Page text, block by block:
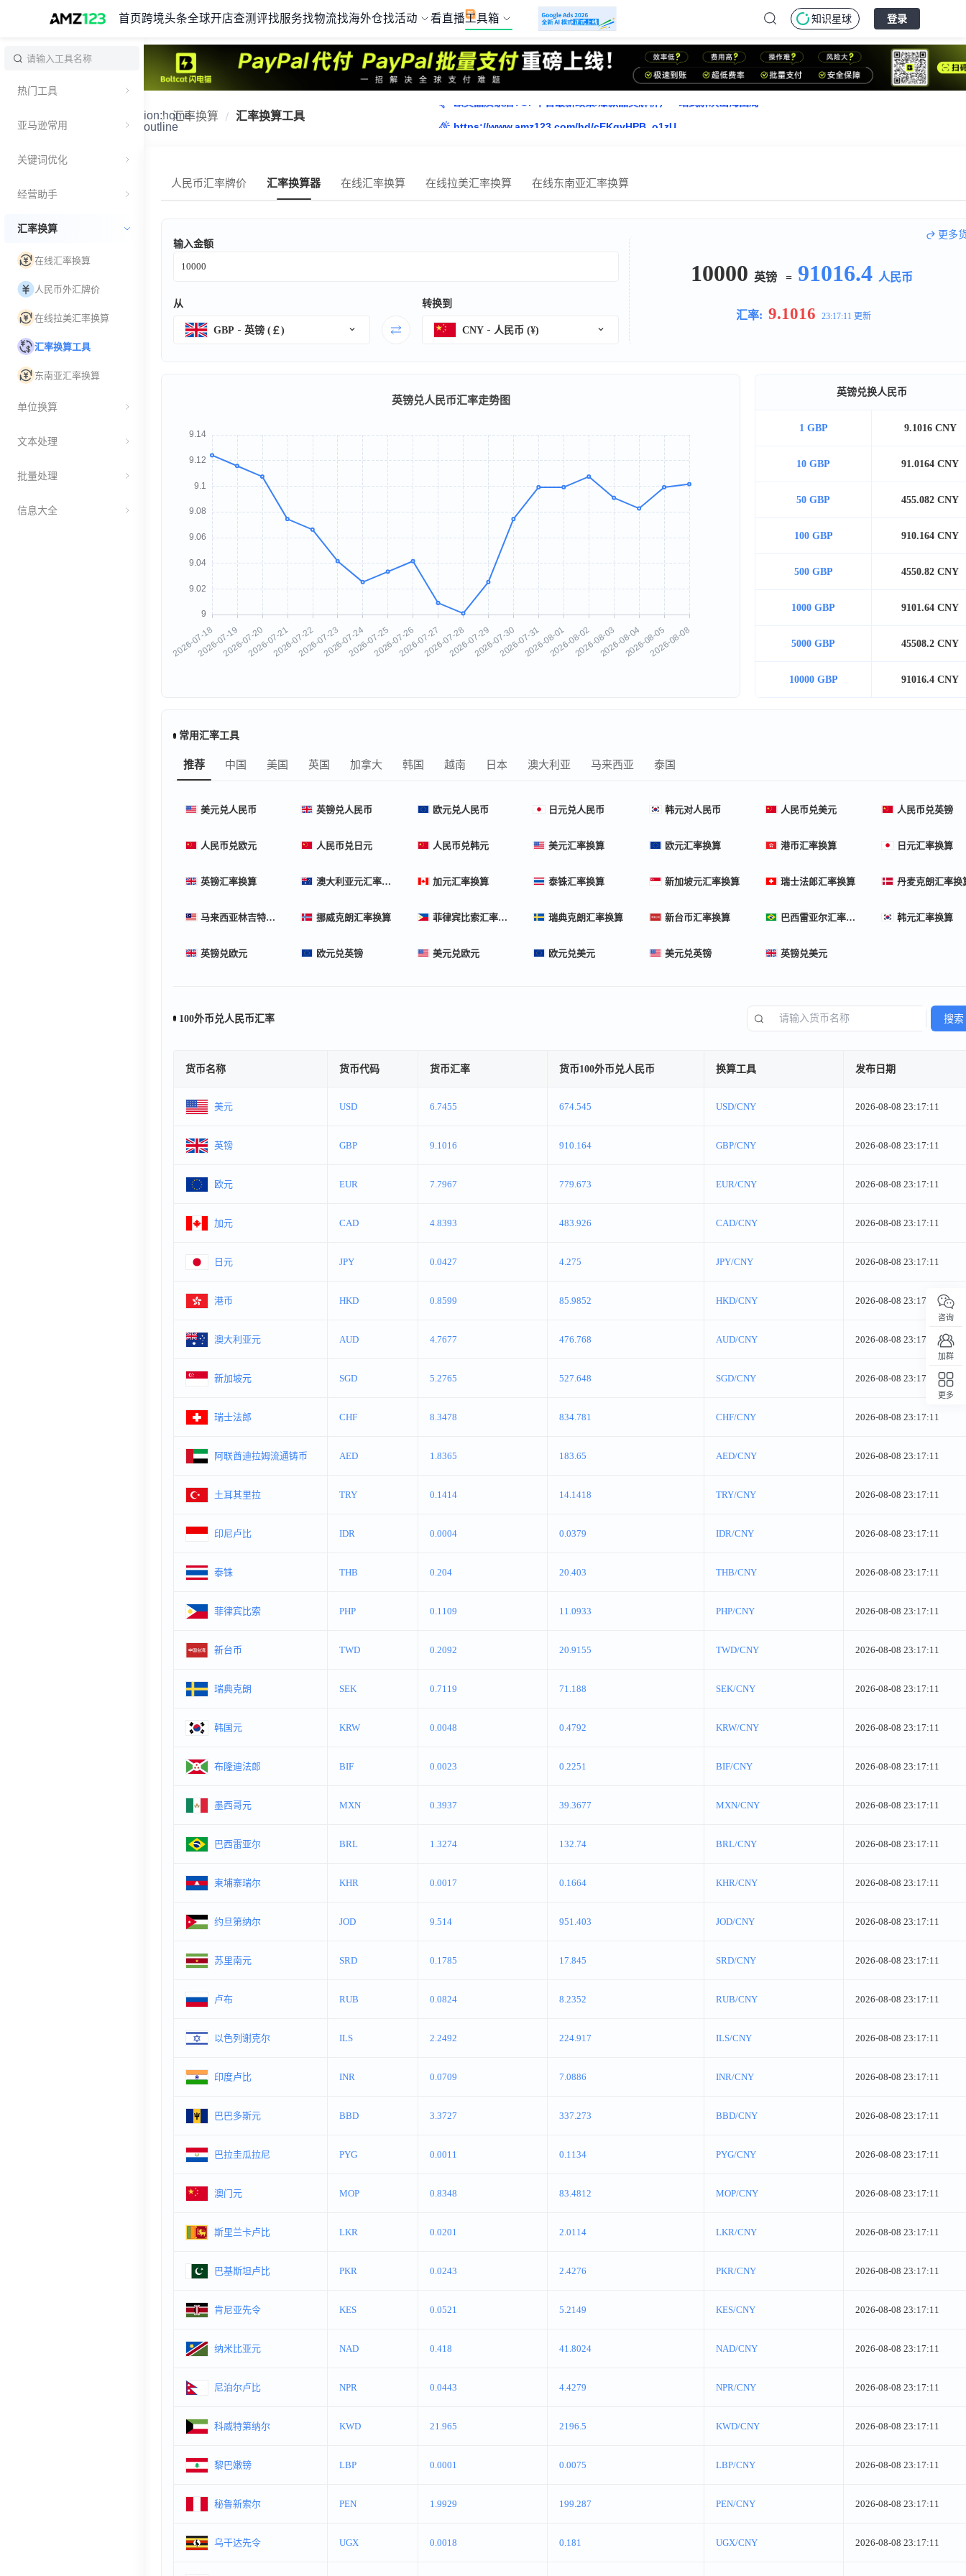
首页 跨境头条全球开店查测评找服务找物流找海外仓找活动 看直播工具箱 知识星球 登录
热门工具
亚马逊常用
关键词优化
经营助手
汇率换算
在线汇率换算
人民币外汇牌价
在线拉美汇率换算
汇率换算工具
东南亚汇率换算
单位换算
文本处理
批量处理
信息大全
ion:home-
outline
汇率换算 汇率换算工具
https://www.amz123.com/hd/cEKqvHPB_o1zU
欧美品质家居TOP平台最新政策/爆款品类解析，一站式解决出海困局
人民币汇率牌价 汇率换算器 在线汇率换算 在线拉美汇率换算 在线东南亚汇率换算
更多
输入金额
从
GBP 英镑 (￡)
转换到
CNY 人民币 (¥)
10000 英镑 = 91016.4 人民币
汇率: 9.1016 23:17:11 更新
英镑兑换人民币
1 GBP 9.1016 CNY
10 GBP 91.0164 CNY
50 GBP 455.082 CNY
100 GBP 910.164 CNY
500 GBP 4550.82 CNY
1000 GBP 9101.64 CNY
5000 GBP 45508.2 CNY
10000 GBP 91016.4 CNY
常用汇率工具
推荐 中国 美国 英国 加拿大 韩国 越南 日本 澳大利亚 马来西亚 泰国
美元兑人民币 英镑兑人民币 欧元兑人民币 日元兑人民币 韩元对人民币 人民币兑美元 人民币兑英镑
人民币兑欧元 人民币兑日元 人民币兑韩元 美元汇率换算 欧元汇率换算 港币汇率换算 日元汇率换算
英镑汇率换算 澳大利亚元汇率换算 加元汇率换算 泰铢汇率换算 新加坡元汇率换算 瑞士法郎汇率换算 丹麦克朗汇率换
马来西亚林吉特汇率换算 挪威克朗汇率换算 菲律宾比索汇率换算 瑞典克朗汇率换算 新台币汇率换算 巴西雷亚尔汇率换算 韩元汇率换算
英镑兑欧元 欧元兑英镑 美元兑欧元 欧元兑美元 美元兑英镑 英镑兑美元
100外币兑人民币汇率 搜索
货币名称 货币代码 货币汇率 货币100外币兑人民币 换算工具 发布日期
美元 USD 6.7455 674.545 USD/CNY 2026-08-08 23:17:11
英镑 GBP 9.1016 910.164 GBP/CNY 2026-08-08 23:17:11
欧元 EUR 7.7967 779.673 EUR/CNY 2026-08-08 23:17:11
加元 CAD 4.8393 483.926 CAD/CNY 2026-08-08 23:17:11
日元 JPY 0.0427 4.275 JPY/CNY 2026-08-08 23:17:11
港币 HKD 0.8599 85.9852 HKD/CNY 2026-08-08 23:17:11
澳大利亚元 AUD 4.7677 476.768 AUD/CNY 2026-08-08 23:17:11
新加坡元 SGD 5.2765 527.648 SGD/CNY 2026-08-08 23:17:11
瑞士法郎 CHF 8.3478 834.781 CHF/CNY 2026-08-08 23:17:11
阿联酋迪拉姆流通铸币 AED 1.8365 183.65 AED/CNY 2026-08-08 23:17:11
土耳其里拉 TRY 0.1414 14.1418 TRY/CNY 2026-08-08 23:17:11
印尼卢比 IDR 0.0004 0.0379 IDR/CNY 2026-08-08 23:17:11
泰铢 THB 0.204 20.403 THB/CNY 2026-08-08 23:17:11
菲律宾比索 PHP 0.1109 11.0933 PHP/CNY 2026-08-08 23:17:11
新台币 TWD 0.2092 20.9155 TWD/CNY 2026-08-08 23:17:11
瑞典克朗 SEK 0.7119 71.188 SEK/CNY 2026-08-08 23:17:11
韩国元 KRW 0.0048 0.4792 KRW/CNY 2026-08-08 23:17:11
布隆迪法郎 BIF 0.0023 0.2251 BIF/CNY 2026-08-08 23:17:11
墨西哥元 MXN 0.3937 39.3677 MXN/CNY 2026-08-08 23:17:11
巴西雷亚尔 BRL 1.3274 132.74 BRL/CNY 2026-08-08 23:17:11
柬埔寨瑞尔 KHR 0.0017 0.1664 KHR/CNY 2026-08-08 23:17:11
约旦第纳尔 JOD 9.514 951.403 JOD/CNY 2026-08-08 23:17:11
苏里南元 SRD 0.1785 17.845 SRD/CNY 2026-08-08 23:17:11
卢布 RUB 0.0824 8.2352 RUB/CNY 2026-08-08 23:17:11
以色列谢克尔 ILS 2.2492 224.917 ILS/CNY 2026-08-08 23:17:11
印度卢比 INR 0.0709 7.0886 INR/CNY 2026-08-08 23:17:11
巴巴多斯元 BBD 3.3727 337.273 BBD/CNY 2026-08-08 23:17:11
巴拉圭瓜拉尼 PYG 0.0011 0.1134 PYG/CNY 2026-08-08 23:17:11
澳门元 MOP 0.8348 83.4812 MOP/CNY 2026-08-08 23:17:11
斯里兰卡卢比 LKR 0.0201 2.0114 LKR/CNY 2026-08-08 23:17:11
巴基斯坦卢比 PKR 0.0243 2.4276 PKR/CNY 2026-08-08 23:17:11
肯尼亚先令 KES 0.0521 5.2149 KES/CNY 2026-08-08 23:17:11
纳米比亚元 NAD 0.418 41.8024 NAD/CNY 2026-08-08 23:17:11
尼泊尔卢比 NPR 0.0443 4.4279 NPR/CNY 2026-08-08 23:17:11
科威特第纳尔 KWD 21.965 2196.5 KWD/CNY 2026-08-08 23:17:11
黎巴嫩镑 LBP 0.0001 0.0075 LBP/CNY 2026-08-08 23:17:11
秘鲁新索尔 PEN 1.9929 199.287 PEN/CNY 2026-08-08 23:17:11
乌干达先令 UGX 0.0018 0.181 UGX/CNY 2026-08-08 23:17:11
咨询
加群
更多